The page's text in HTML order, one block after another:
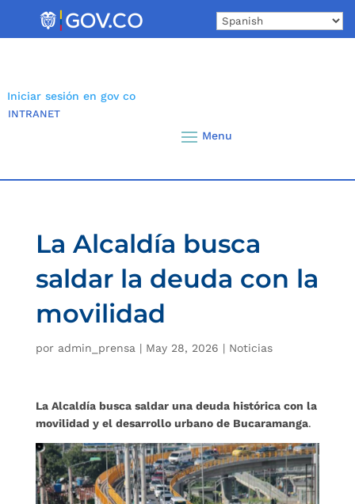
Iniciar sesión en gov co
INTRANET
La Alcaldía busca
saldar la deuda con la
movilidad
por admin_prensa | May 28, 2026 | Noticias
La Alcaldía busca saldar una deuda histórica con la
movilidad y el desarrollo urbano de Bucaramanga.